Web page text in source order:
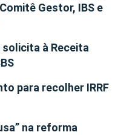
Gestor, IBS e
à Receita
para recolher IRRF
na reforma